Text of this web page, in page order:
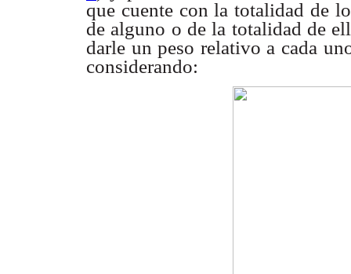
que cuente con la totalidad de
de alguno o de la totalidad de
darle un peso relativo a cada
considerando: